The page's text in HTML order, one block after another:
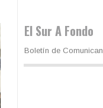
El Sur A Fondo
Boletín de Comunican